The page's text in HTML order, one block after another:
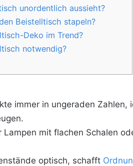
unordentlich aussieht?
Beistelltisch stapeln?
Deko im Trend?
notwendig?
immer in ungeraden
Lampen mit flachen Schalen
optisch, schafft